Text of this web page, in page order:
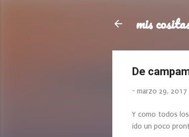
mis
De
- marzo 29, 2017
Y como todos
ido un poco